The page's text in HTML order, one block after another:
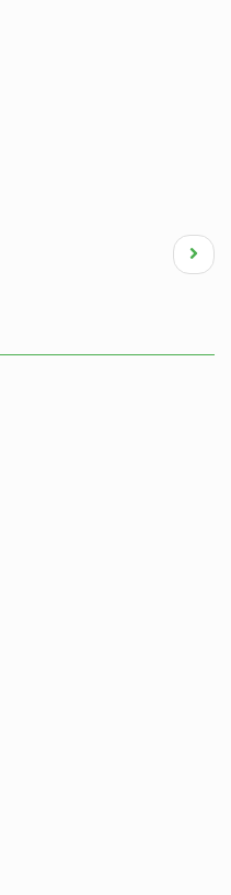
Next
page